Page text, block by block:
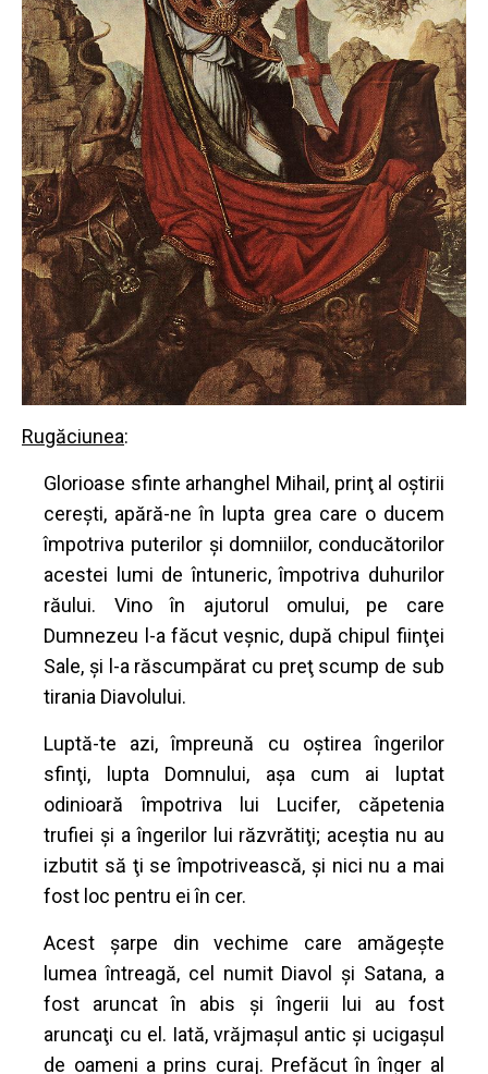
Rugăciunea:
Glorioase sfinte arhanghel Mihail, prinţ al oştirii
cereşti, apără-ne în lupta grea care o ducem
împotriva puterilor şi domniilor, conducătorilor
acestei lumi de întuneric, împotriva duhurilor
răului. Vino în ajutorul omului, pe care
Dumnezeu l-a făcut veşnic, după chipul fiinţei
Sale, şi l-a răscumpărat cu preţ scump de sub
tirania Diavolului.
Luptă-te azi, împreună cu oştirea îngerilor
sfinţi, lupta Domnului, aşa cum ai luptat
odinioară împotriva lui Lucifer, căpetenia
trufiei şi a îngerilor lui răzvrătiţi; aceştia nu au
izbutit să ţi se împotrivească, şi nici nu a mai
fost loc pentru ei în cer.
Acest şarpe din vechime care amăgeşte
lumea întreagă, cel numit Diavol şi Satana, a
fost aruncat în abis şi îngerii lui au fost
aruncaţi cu el. Iată, vrăjmaşul antic şi ucigaşul
de oameni a prins curaj. Prefăcut în înger al